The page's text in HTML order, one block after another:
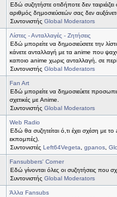
Εδώ συζητήστε οτιδήποτε δεν
αριθμός δημοσιεύσεών σας δεν
Συντονιστής Global Moderators
Λίστες - Ανταλλαγές - Ζητήσεις
Εδώ μπορείτε να δημοσιεύσετε την
κάνετε ανταλλαγή με τα anime που
καποιο anime χωρις ανταλλαγή, σε
Συντονιστής Global Moderators
Fan Art
Εδώ μπορείτε να δημοσιεύετε
σχετικές με Anime.
Συντονιστής Global Moderators
Web Radio
Εδώ θα συζητείται ό,τι έχει σχέση με
εκπομπές).
Συντονιστές Left64Vegeta gpanos
Fansubbers' Corner
Εδώ γίνονται όλες οι συζητήσεις που
Συντονιστής Global Moderators
Άλλα Fansubs